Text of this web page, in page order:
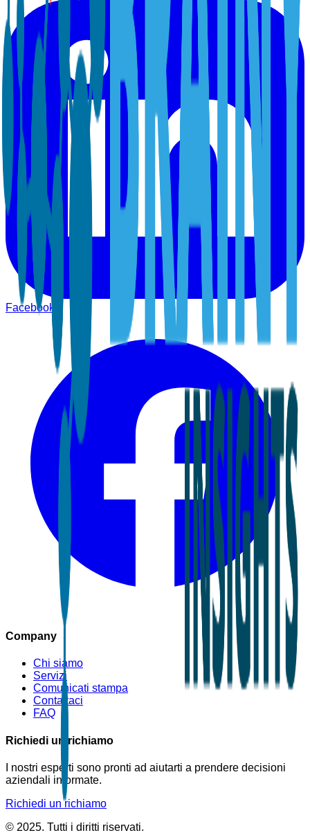
Facebook
Company
Chi siamo
Servizi
Comunicati stampa
Contattaci
FAQ
Richiedi un richiamo
I nostri esperti sono pronti ad aiutarti a prendere decisioni
aziendali informate.
Richiedi un richiamo
© 2025. Tutti i diritti riservati.